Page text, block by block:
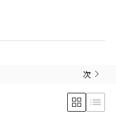
次